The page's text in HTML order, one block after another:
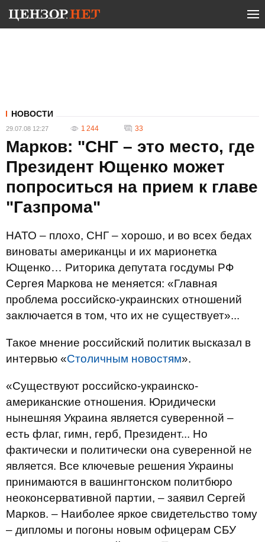
НОВОСТИ
29.07.08 12:27 1 244 33
Марков: "СНГ – это место, где
Президент Ющенко может
попроситься на прием к главе
"Газпрома"
НАТО – плохо, СНГ – хорошо, и во всех бедах
виноваты американцы и их марионетка
Ющенко… Риторика депутата госдумы РФ
Сергея Маркова не меняется: «Главная
проблема российско-украинских отношений
заключается в том, что их не существует»...
Такое мнение российский политик высказал в
интервью «Столичным новостям».
«Существуют российско-украинско-
американские отношения. Юридически
нынешняя Украина является суверенной –
есть флаг, гимн, герб, Президент... Но
фактически и политически она суверенной не
является. Все ключевые решения Украины
принимаются в вашингтонском политбюро
неоконсервативной партии, – заявил Сергей
Марков. – Наиболее яркое свидетельство тому
– дипломы и погоны новым офицерам СБУ